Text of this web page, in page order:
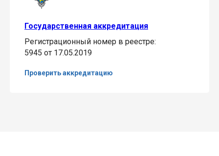
Государственная аккредитация
Регистрационный номер в реестре:
5945 от 17.05.2019
Проверить аккредитацию